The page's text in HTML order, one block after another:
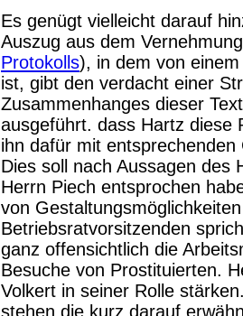
Es genügt vielleicht darauf
Auszug aus dem
Protokolls), in dem von einem
ist, gibt den verdacht einer
Zusammenhanges dieser
ausgeführt. dass Hartz diese
ihn dafür mit
Dies soll nach Aussagen des
Herrn Piech entsprochen
von
Betriebsratvorsitzenden
ganz offensichtlich die
Besuche von Prostituierten.
Volkert in seiner Rolle
stehen die kurz darauf